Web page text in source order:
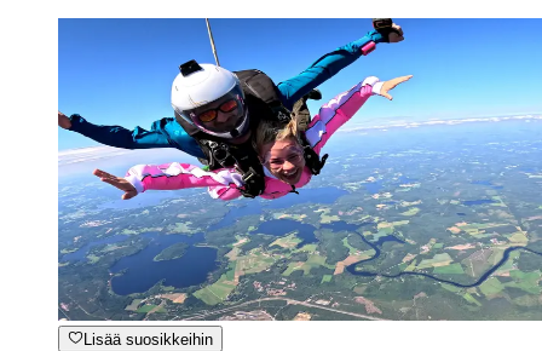
Lisää suosikkeihin